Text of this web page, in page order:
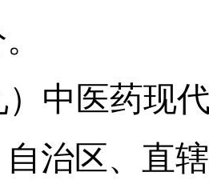
中医药现
自治区、直